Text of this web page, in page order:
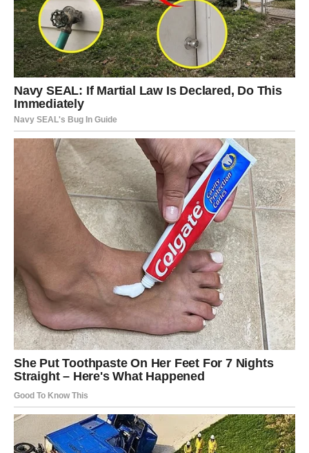
DJEVICA
Pred vama su dani tokom kojih ćete konačno osjetiti
veliko olakšanje.
Jedna odluka ili razgovor sada vam donose mnogo više
mira i sigurnosti.
Sudbina vam otvara novo poglavlje
života
Pred vama su veoma posebni trenuci.
VAGA
Zvijezde vam donose veoma romantičan i sudbinski